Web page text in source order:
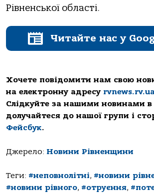
Рівненської області.
Читайте нас у
Хочете повідомити нам свою
на електронну адресу
Слідкуйте за нашими новинами в
долучайтеся до нашої групи і
Фейсбук.
Джерело: Новини Рівненщини
Теги: #неповнолітні, #новини
#новини рівного, #отруєння,